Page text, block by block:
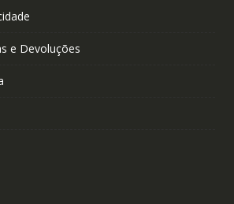
e Devoluções